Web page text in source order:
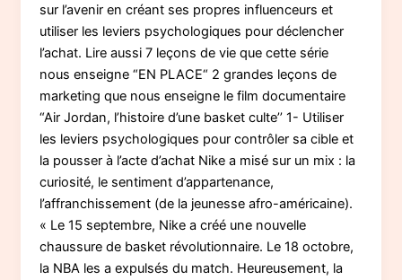
sur l’avenir en créant ses propres influenceurs et
utiliser les leviers psychologiques pour déclencher
l’achat. Lire aussi 7 leçons de vie que cette série
nous enseigne “EN PLACE“ 2 grandes leçons de
marketing que nous enseigne le film documentaire
“Air Jordan, l’histoire d’une basket culte’’ 1- Utiliser
les leviers psychologiques pour contrôler sa cible et
la pousser à l’acte d’achat Nike a misé sur un mix : la
curiosité, le sentiment d’appartenance,
l’affranchissement (de la jeunesse afro-américaine).
« Le 15 septembre, Nike a créé une nouvelle
chaussure de basket révolutionnaire. Le 18 octobre,
la NBA les a expulsés du match. Heureusement, la